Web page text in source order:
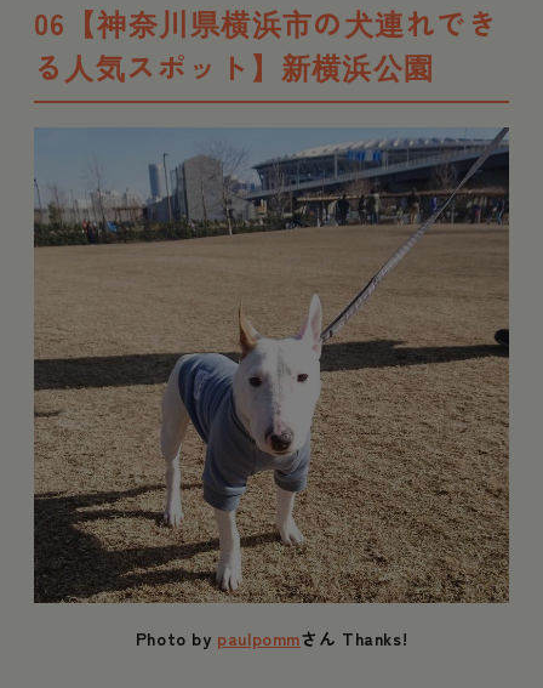
06【神奈川県横浜市の犬連れでき
る人気スポット】新横浜公園
Photo by paulpommさん Thanks!